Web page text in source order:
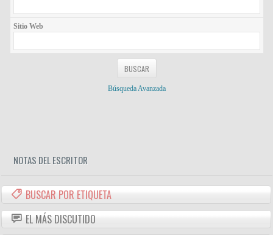
Sitio Web
Búsqueda Avanzada
NOTAS DEL ESCRITOR
BUSCAR POR ETIQUETA
EL MÁS DISCUTIDO